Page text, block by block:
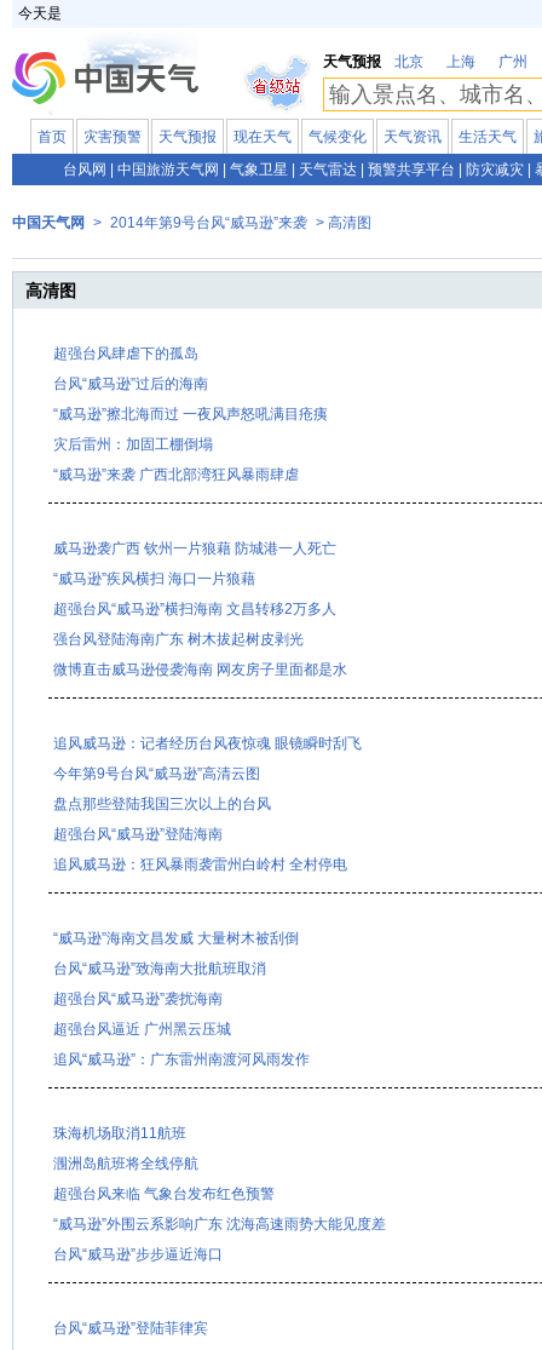
今天是
天气预报 北京 上海 广州
首页 灾害预警 天气预报 现在天气 气候变化 天气资讯 生活天气
台风网
中国旅游天气网 气象卫星 天气雷达 预警共享平台 防灾减灾
中国天气网 > 2014年第9号台风“威马逊”来袭 > 高清图
高清图
超强台风肆虐下的孤岛
台风“威马逊”过后的海南
“威马逊”擦北海而过 一夜风声怒吼满目疮痍
灾后雷州：加固工棚倒塌
“威马逊”来袭 广西北部湾狂风暴雨肆虐
威马逊袭广西 钦州一片狼藉 防城港一人死亡
“威马逊”疾风横扫 海口一片狼藉
超强台风“威马逊”横扫海南 文昌转移2万多人
强台风登陆海南广东 树木拔起树皮剥光
微博直击威马逊侵袭海南 网友房子里面都是水
追风威马逊：记者经历台风夜惊魂 眼镜瞬时刮飞
今年第9号台风“威马逊”高清云图
盘点那些登陆我国三次以上的台风
超强台风“威马逊”登陆海南
追风威马逊：狂风暴雨袭雷州白岭村 全村停电
“威马逊”海南文昌发威 大量树木被刮倒
台风“威马逊”致海南大批航班取消
超强台风“威马逊”袭扰海南
超强台风逼近 广州黑云压城
追风“威马逊”：广东雷州南渡河风雨发作
珠海机场取消11航班
涠洲岛航班将全线停航
超强台风来临 气象台发布红色预警
“威马逊”外围云系影响广东 沈海高速雨势大能见度差
台风“威马逊”步步逼近海口
台风“威马逊”登陆菲律宾